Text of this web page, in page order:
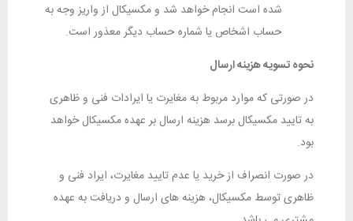
شده است انجام خواهد شد و مکسیکال از واریز وجه به
حساب اشخاص یا شماره حساب دیگر معذور است.
نحوه تسویه هزینه ارسال
در صورتی که موارد مربوط به مغایرت یا ایرادات فنی و ظاهری
به تایید مکسیکال برسد هزینه ارسال بر عهده مکسیکال خواهد
بود.
در صورت انصراف از خرید یا عدم تایید مغایرت، ایراد فنی و
ظاهری توسط مکسیکال، هزینه های ارسال و دریافت به عهده